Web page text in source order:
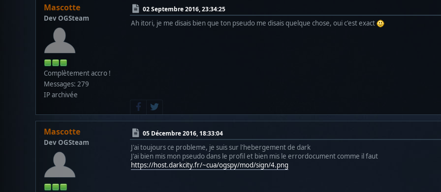
Mascotte
Dev OGSteam
Complètement accro !
Messages: 279
IP archivée
02 Septembre 2016, 23:34:25
Ah itori, je me disais bien que ton pseudo me disais quelque chose, oui c'est exact
Mascotte
Dev OGSteam
05 Décembre 2016, 18:33:04
J'ai toujours ce probleme, je suis sur l'hebergement de dark
J'ai bien mis mon pseudo dans le profil et bien mis le errordocument comme il faut
https://host.darkcity.fr/~cua/ogspy/mod/sign/4.png